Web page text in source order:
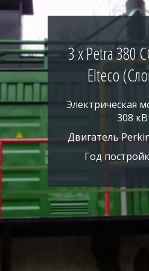
3 х Petra 380
Elteco
Электрическая
308
Двигатель
Год